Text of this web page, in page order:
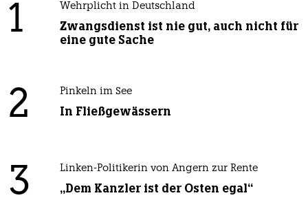
1 Wehrplicht in Deutschland
Zwangsdienst ist nie gut, auch nicht für
eine gute Sache
2 Pinkeln im See
In Fließgewässern
3 Linken-Politikerin von Angern zur Rente
„Dem Kanzler ist der Osten egal“